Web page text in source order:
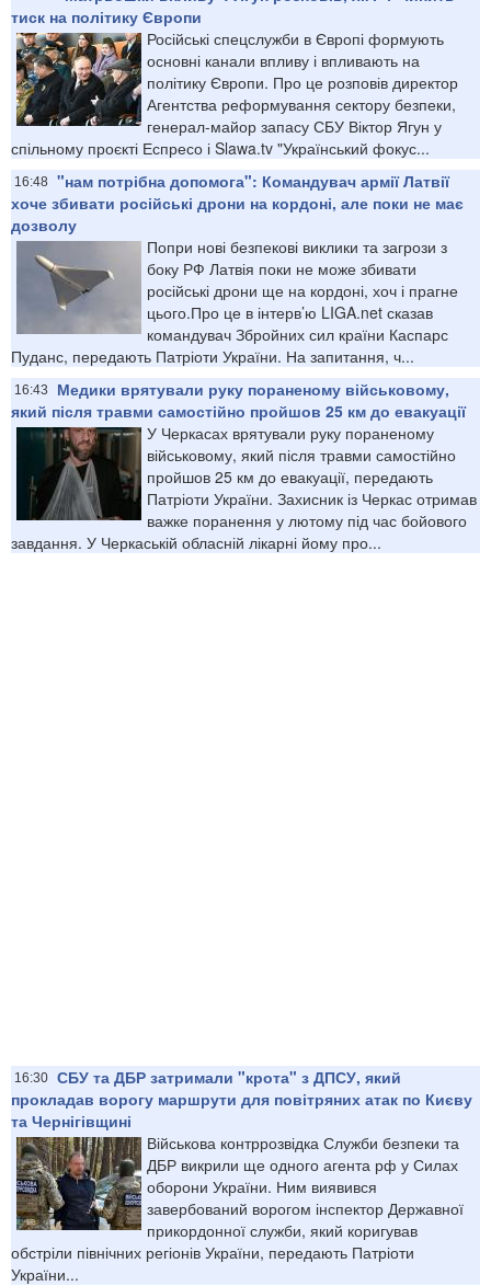
тиск на політику Європи
Російські спецслужби в Європі формують
основні канали впливу і впливають на
політику Європи. Про це розповів директор
Агентства реформування сектору безпеки,
генерал-майор запасу СБУ Віктор Ягун у
спільному проєкті Еспресо і Slawa.tv "Український фокус...
16:48 "нам потрібна допомога": Командувач армії Латвії
хоче збивати російські дрони на кордоні, але поки не має
дозволу
Попри нові безпекові виклики та загрози з
боку РФ Латвія поки не може збивати
російські дрони ще на кордоні, хоч і прагне
цього.Про це в інтерв’ю LIGA.net сказав
командувач Збройних сил країни Каспарс
Пуданс, передають Патріоти України. На запитання, ч...
16:43
Медики врятували руку пораненому військовому,
який після травми самостійно пройшов 25 км до евакуації
У Черкасах врятували руку пораненому
військовому, який після травми самостійно
пройшов 25 км до евакуації, передають
Патріоти України. Захисник із Черкас отримав
важке поранення у лютому під час бойового
завдання. У Черкаській обласній лікарні йому про...
16:30 СБУ та ДБР затримали "крота" з ДПСУ, який
прокладав ворогу маршрути для повітряних атак по Києву
та Чернігівщині
Військова контррозвідка Служби безпеки та
ДБР викрили ще одного агента рф у Силах
оборони України. Ним виявився
завербований ворогом інспектор Державної
прикордонної служби, який коригував
обстріли північних регіонів України, передають Патріоти
України...